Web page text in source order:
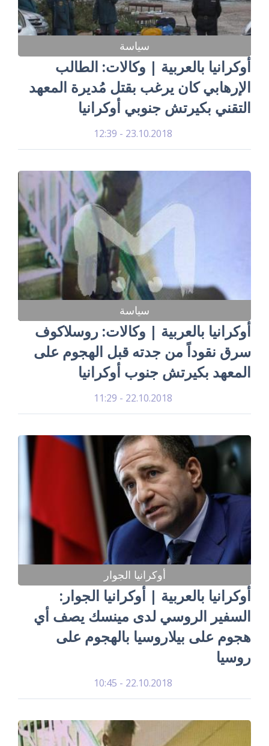
سياسة
أوكرانيا بالعربية | وكالات: الطالب
الإرهابي كان يرغب بقتل مُديرة المعهد
التقني بكيرتش جنوبي أوكرانيا
23.10.2018 - 12:39
سياسة
أوكرانيا بالعربية | وكالات: روسلاكوف
سرق نقوداً من جدته قبل الهجوم على
المعهد بكيرتش جنوب أوكرانيا
22.10.2018 - 11:29
أوكرانيا الجوار
أوكرانيا بالعربية | أوكرانيا الجوار:
السفير الروسي لدى مينسك يصف أي
هجوم على بيلاروسيا بالهجوم على
روسيا
22.10.2018 - 10:45